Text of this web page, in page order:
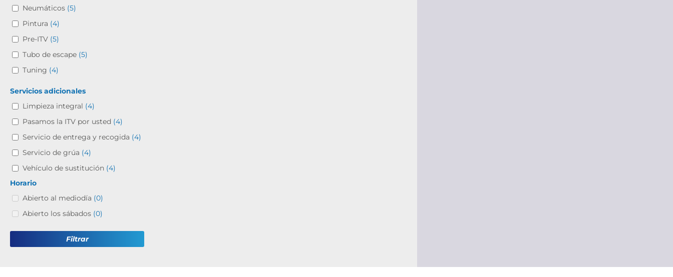
Neumáticos (5)
Pintura (4)
Pre-ITV (5)
Tubo de escape (5)
Tuning (4)
Servicios adicionales
Limpieza integral (4)
Pasamos la ITV por usted (4)
Servicio de entrega y recogida (4)
Servicio de grúa (4)
Vehículo de sustitución (4)
Horario
Abierto al mediodía (0)
Abierto los sábados (0)
Filtrar